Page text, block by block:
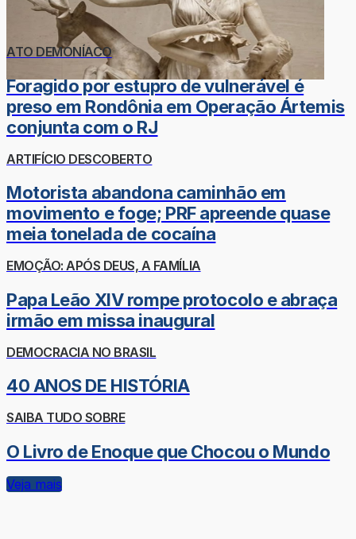
ATO DEMONÍACO
Foragido por estupro de vulnerável é
preso em Rondônia em Operação Ártemis
conjunta com o RJ
ARTIFÍCIO DESCOBERTO
Motorista abandona caminhão em
movimento e foge; PRF apreende quase
meia tonelada de cocaína
EMOÇÃO: APÓS DEUS, A FAMÍLIA
Papa Leão XIV rompe protocolo e abraça
irmão em missa inaugural
DEMOCRACIA NO BRASIL
40 ANOS DE HISTÓRIA
SAIBA TUDO SOBRE
O Livro de Enoque que Chocou o Mundo
Veja mais